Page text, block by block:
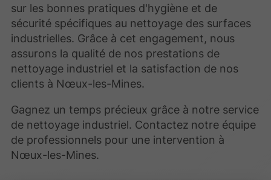
sur les bonnes pratiques d'hygiène et de
sécurité spécifiques au nettoyage des surfaces
industrielles. Grâce à cet engagement, nous
assurons la qualité de nos prestations de
nettoyage industriel et la satisfaction de nos
clients à Nœux-les-Mines.
Gagnez un temps précieux grâce à notre service
de nettoyage industriel. Contactez notre équipe
de professionnels pour une intervention à
Nœux-les-Mines.